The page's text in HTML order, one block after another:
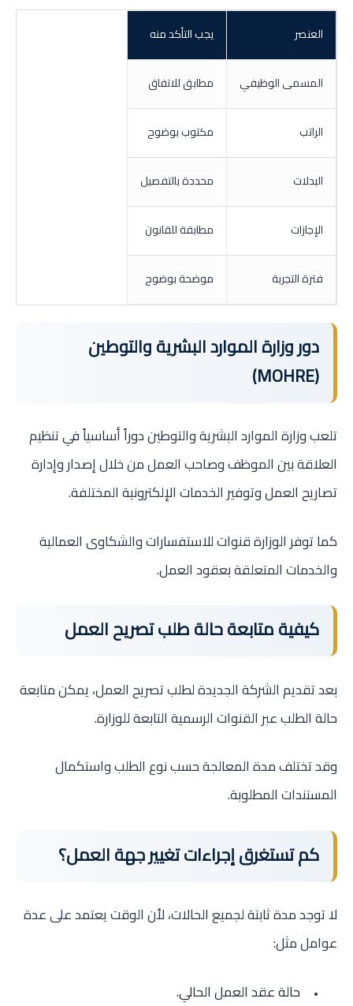
العنصر يجب التأكد منه
المسمى الوظيفي مطابق للاتفاق
الراتب مكتوب بوضوح
البدلات محددة بالتفصيل
الإجازات مطابقة للقانون
فترة التجربة موضحة بوضوح
دور وزارة الموارد البشرية والتوطين
(MOHRE)
تلعب وزارة الموارد البشرية والتوطين دوراً أساسياً في تنظيم
العلاقة بين الموظف وصاحب العمل من خلال إصدار وإدارة
تصاريح العمل وتوفير الخدمات الإلكترونية المختلفة.
كما توفر الوزارة قنوات للاستفسارات والشكاوى العمالية
والخدمات المتعلقة بعقود العمل.
كيفية متابعة حالة طلب تصريح العمل
بعد تقديم الشركة الجديدة لطلب تصريح العمل، يمكن متابعة
حالة الطلب عبر القنوات الرسمية التابعة للوزارة.
وقد تختلف مدة المعالجة حسب نوع الطلب واستكمال
المستندات المطلوبة.
كم تستغرق إجراءات تغيير جهة العمل؟
لا توجد مدة ثابتة لجميع الحالات، لأن الوقت يعتمد على عدة
عوامل مثل:
حالة عقد العمل الحالي.